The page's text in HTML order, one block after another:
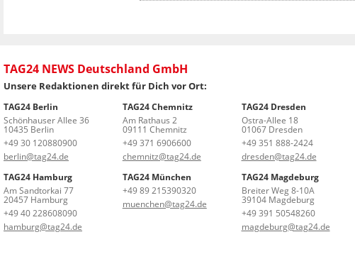
TAG24 NEWS Deutschland GmbH
Unsere Redaktionen direkt für Dich vor Ort:
TAG24 Berlin
Schönhauser Allee 36
10435 Berlin
+49 30 120880900
berlin@tag24.de
TAG24 Chemnitz
Am Rathaus 2
09111 Chemnitz
+49 371 6906600
chemnitz@tag24.de
TAG24 Dresden
Ostra-Allee 18
01067 Dresden
+49 351 888-2424
dresden@tag24.de
TAG24 Hamburg
Am Sandtorkai 77
20457 Hamburg
+49 40 228608090
hamburg@tag24.de
TAG24 München
+49 89 215390320
muenchen@tag24.de
TAG24 Magdeburg
Breiter Weg 8-10A
39104 Magdeburg
+49 391 50548260
magdeburg@tag24.de